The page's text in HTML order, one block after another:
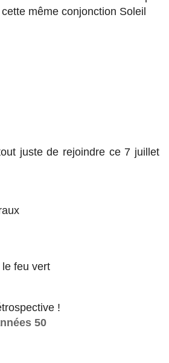
même conjonction Soleil
juste de rejoindre ce 7 juillet
feu vert
!
50